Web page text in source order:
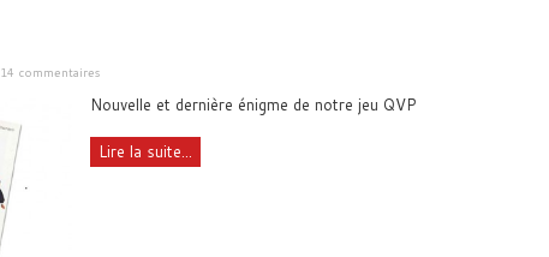
14 commentaires
Nouvelle et dernière énigme de notre jeu QVP
Lire la suite...